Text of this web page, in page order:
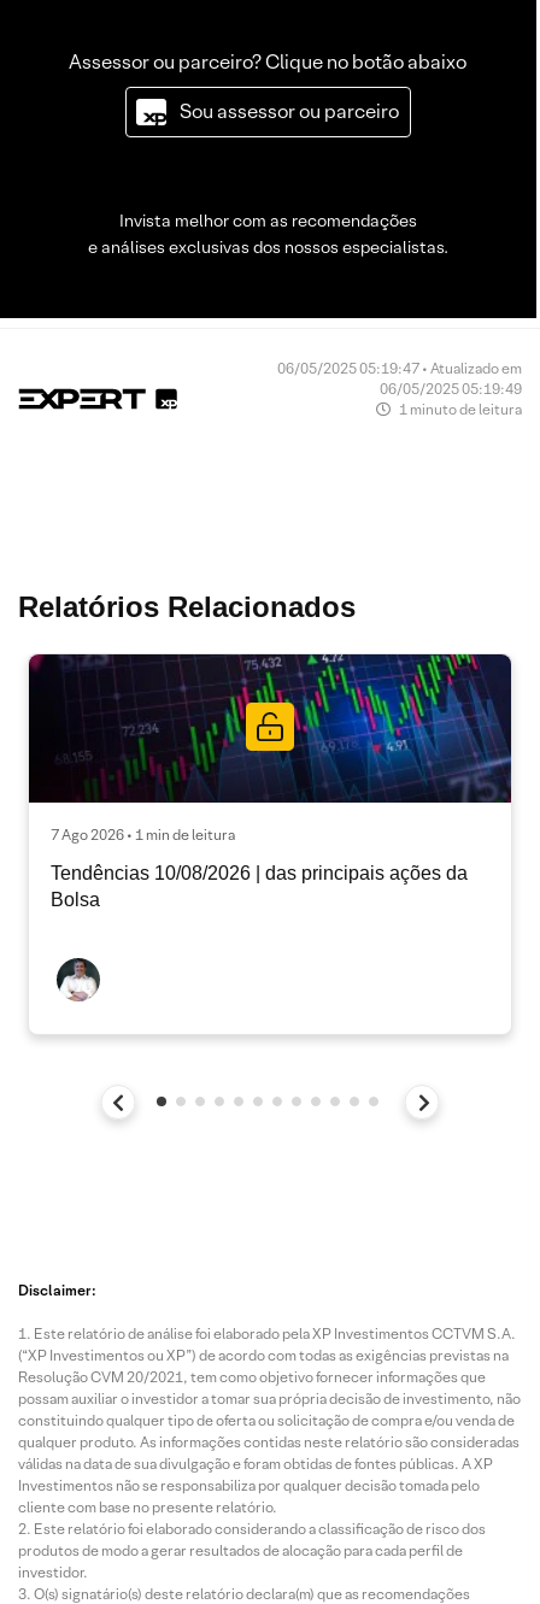
Assessor ou parceiro? Clique no botão abaixo
Sou assessor ou parceiro
Invista melhor com as recomendações
e análises exclusivas dos nossos especialistas.
06/05/2025 05:19:47 • Atualizado em
06/05/2025 05:19:49
1 minuto de leitura
Relatórios Relacionados
7 Ago 2026 • 1 min de leitura
Tendências 10/08/2026 | das principais ações da
Bolsa
Disclaimer:
Este relatório de análise foi elaborado pela XP Investimentos CCTVM S.A.
(“XP Investimentos ou XP”) de acordo com todas as exigências previstas na
Resolução CVM 20/2021, tem como objetivo fornecer informações que
possam auxiliar o investidor a tomar sua própria decisão de investimento, não
constituindo qualquer tipo de oferta ou solicitação de compra e/ou venda de
qualquer produto. As informações contidas neste relatório são consideradas
válidas na data de sua divulgação e foram obtidas de fontes públicas. A XP
Investimentos não se responsabiliza por qualquer decisão tomada pelo
cliente com base no presente relatório.
Este relatório foi elaborado considerando a classificação de risco dos
produtos de modo a gerar resultados de alocação para cada perfil de
investidor.
O(s) signatário(s) deste relatório declara(m) que as recomendações